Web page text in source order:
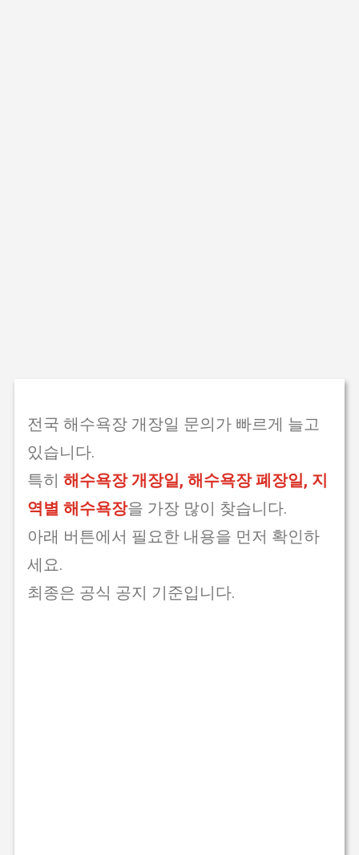
전국 해수욕장 개장일 문의가 빠르게 늘고
있습니다.
특히 해수욕장 개장일, 해수욕장 폐장일, 지
역별 해수욕장을 가장 많이 찾습니다.
아래 버튼에서 필요한 내용을 먼저 확인하
세요.
최종은 공식 공지 기준입니다.